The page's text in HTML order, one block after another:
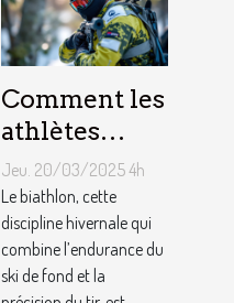
Comment les
athlètes
gèrent le
stress et les
attentes
d'une
carrière en
Jeu. 20/03/2025 4h
Le biathlon, cette
discipline hivernale qui
combine l’endurance du
ski de fond et la